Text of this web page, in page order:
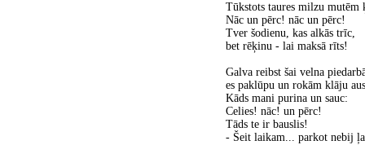
Tūkstots taures milzu mutēm
Nāc un pērc! nāc un pērc!
Tver šodienu, kas alkās trīc,
bet rēķinu - lai maksā rīts!
Galva reibst šai velna
es paklūpu un rokām klāju
Kāds mani purina un sauc:
Celies! nāc! un pērc!
Tāds te ir bauslis!
- Šeit laikam... parkot nebij